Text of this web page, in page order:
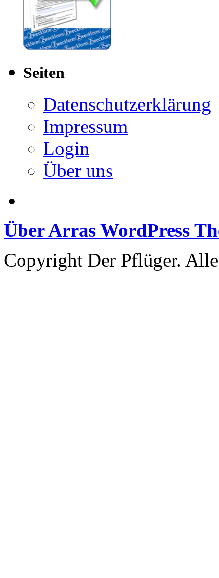
Seiten
Datenschutzerklärung
Impressum
Login
Über uns
Über Arras WordPress
Copyright Der Pflüger.